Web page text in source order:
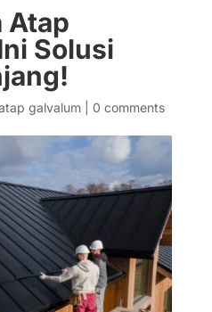
Atap
Solusi
galvalum| 0 comments